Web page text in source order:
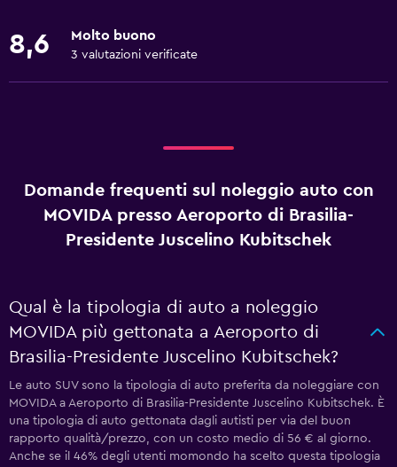
8,6 Molto buono
3 valutazioni verificate
Domande frequenti sul noleggio auto con
MOVIDA presso Aeroporto di Brasilia-
Presidente Juscelino Kubitschek
Qual è la tipologia di auto a noleggio
MOVIDA più gettonata a Aeroporto di
Brasilia-Presidente Juscelino Kubitschek?
Le auto SUV sono la tipologia di auto preferita da noleggiare con
MOVIDA a Aeroporto di Brasilia-Presidente Juscelino Kubitschek. È
una tipologia di auto gettonata dagli autisti per via del buon
rapporto qualità/prezzo, con un costo medio di 56 € al giorno.
Anche se il 46% degli utenti momondo ha scelto questa tipologia